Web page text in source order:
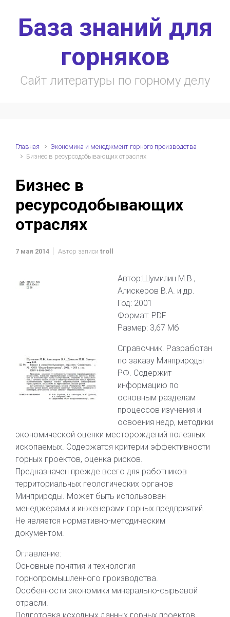
База знаний для
горняков
Сайт литературы по горному делу
Главная
Экономика и менеджмент горного производства
Бизнес в ресурсодобывающих отраслях
Бизнес в
ресурсодобывающих
отраслях
7 мая 2014 Автор записи troll
Автор:Шумилин М.В.,
Алискеров В.А. и др.
Год: 2001
Формат: PDF
Размер: 3,67 Мб
Справочник. Разработан
по заказу Минприроды
РФ. Содержит
информацию по
основным разделам
процессов изучения и
освоения недр, методики
экономической оценки месторождений полезных
ископаемых. Содержатся критерии эффективности
горных проектов, оценка рисков.
Предназначен прежде всего для работников
территориальных геологических органов
Минприроды. Может быть использован
менеджерами и инженерами горных предприятий.
Не является нормативно-методическим
документом.
Оглавление:
Основные понятия и технология
горнопромышленного производства.
Особенности экономики минерально-сырьевой
отрасли.